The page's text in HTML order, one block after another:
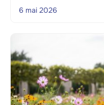
6 mai 2026